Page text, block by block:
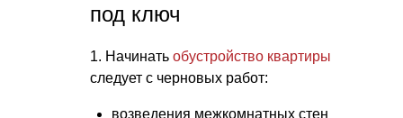
под ключ
1. Начинать обустройство квартиры
следует с черновых работ:
возведения межкомнатных стен